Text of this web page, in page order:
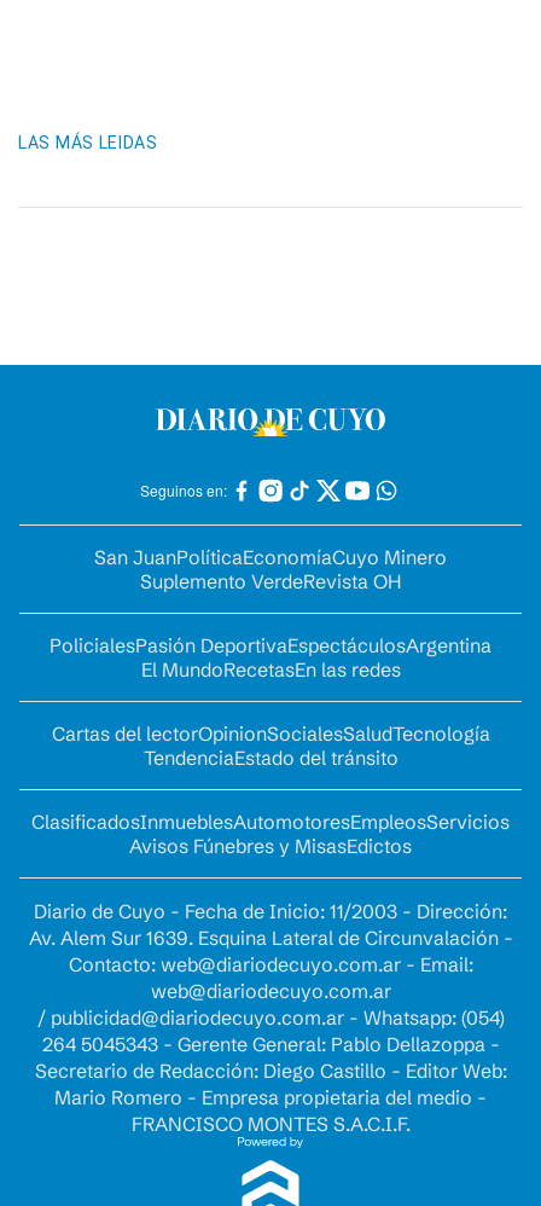
LAS MÁS LEIDAS
Seguinos en:
San JuanPolíticaEconomíaCuyo Minero
Suplemento VerdeRevista OH
PolicialesPasión DeportivaEspectáculosArgentina
El MundoRecetasEn las redes
Cartas del lectorOpinionSocialesSaludTecnología
TendenciaEstado del tránsito
ClasificadosInmueblesAutomotoresEmpleosServicios
Avisos Fúnebres y MisasEdictos
Diario de Cuyo - Fecha de Inicio: 11/2003 - Dirección:
Av. Alem Sur 1639. Esquina Lateral de Circunvalación -
Contacto: web@diariodecuyo.com.ar- Email:
web@diariodecuyo.com.ar
/ publicidad@diariodecuyo.com.ar- Whatsapp: (054)
264 5045343 - Gerente General: Pablo Dellazoppa -
Secretario de Redacción: Diego Castillo - Editor Web:
Mario Romero - Empresa propietaria del medio -
FRANCISCO MONTES S.A.C.I.F.